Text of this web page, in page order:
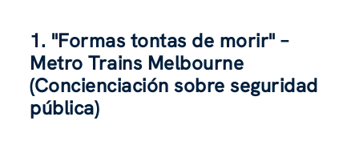
1. "Formas tontas de morir" –
Metro Trains Melbourne
(Concienciación sobre seguridad
pública)